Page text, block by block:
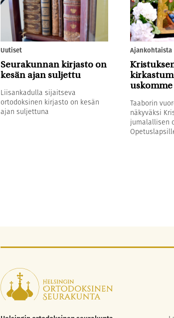
Uutiset
Seurakunnan kirjasto on
kesän ajan suljettu
Liisankadulla sijaitseva
ortodoksinen kirjasto on kesän
ajan suljettuna
Ajankohtaista
uskomme
Taaborin
näkyväksi
jumalallisen